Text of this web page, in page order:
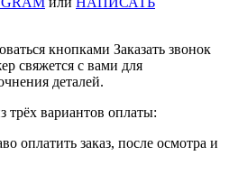
кнопками Заказать звонок
свяжется с вами для
деталей.
вариантов оплаты:
оплатить заказ, после осмотра и